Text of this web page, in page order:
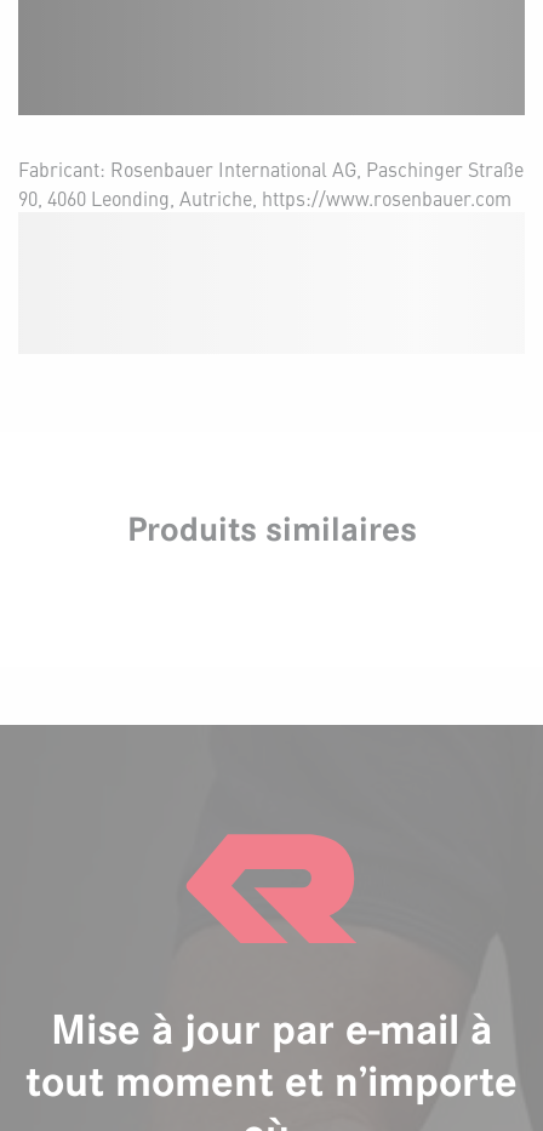
Fabricant: Rosenbauer International AG, Paschinger Straße
90, 4060 Leonding, Autriche, https://www.rosenbauer.com
Produits similaires
Mise à jour par e-mail à
tout moment et n’importe